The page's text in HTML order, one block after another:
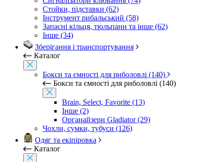
Стойки, підставки (62)
Інструмент рибальський (58)
Запасні кільця, тюльпани та інше (62)
Інше (34)
Зберігання і транспортування
Каталог
Бокси та ємності для риболовлі (140)
Бокси та ємності для риболовлі (140)
Brain, Select, Favorite (13)
Інше (2)
Органайзери Gladiator (29)
Чохли, сумки, тубуси (126)
Одяг та екіпіровка
Каталог